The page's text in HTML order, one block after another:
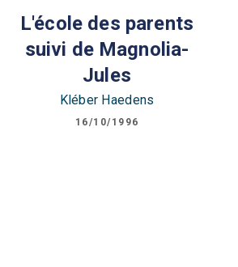
L'école des parents
suivi de Magnolia-
Jules
Kléber Haedens
16/10/1996